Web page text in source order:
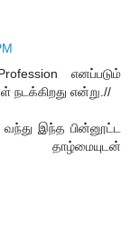
எனப்படும்
என்று.//
வந்து இந்த பின்னூட்ட
தாழ்மையுடன்